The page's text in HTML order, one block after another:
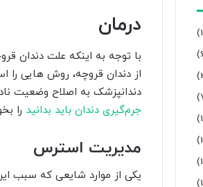
درمان
با توجه به اینکه علت دندان
از دندان قروچه، روش هایی را
دندانپزشک به اصلاح وضعیت
جرم‌گیری دندان باید بدانید را
مدیریت استرس
یکی از موارد شایعی که سبب